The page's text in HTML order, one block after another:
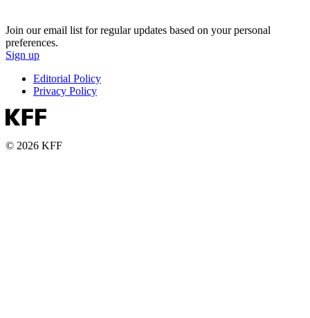
Join our email list for regular updates based on your personal
preferences.
Sign up
Editorial Policy
Privacy Policy
© 2026 KFF